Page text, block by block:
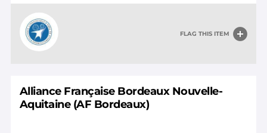
FLAG THIS ITEM
Alliance Française Bordeaux Nouvelle-
Aquitaine (AF Bordeaux)